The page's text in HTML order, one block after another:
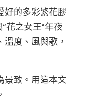
好的多彩繁花膠
花之女王”年夜
度、風與歌，
景致。用這本文